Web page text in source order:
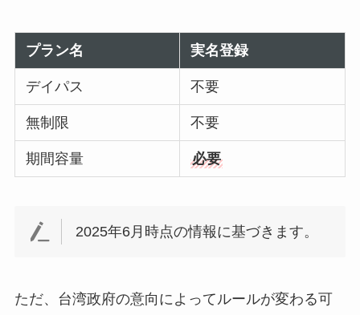
プラン名 実名登録
デイパス 不要
無制限 不要
期間容量 必要
2025年6月時点の情報に基づきます。
ただ、台湾政府の意向によってルールが変わる可